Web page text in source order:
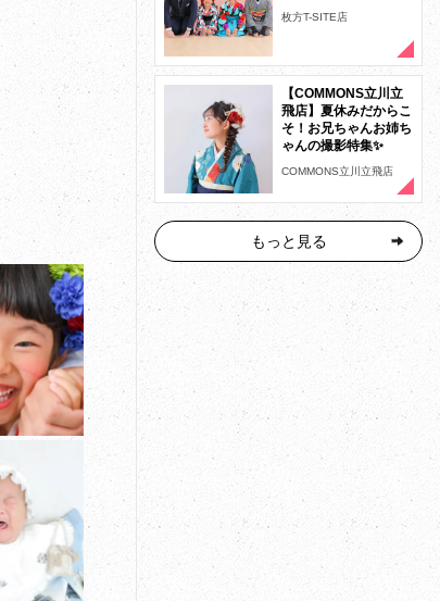
枚方T-SITE店
【COMMONS立川立
飛店】夏休みだからこ
そ！お兄ちゃんお姉ち
ゃんの撮影特集✨
COMMONS立川立飛店
もっと見る